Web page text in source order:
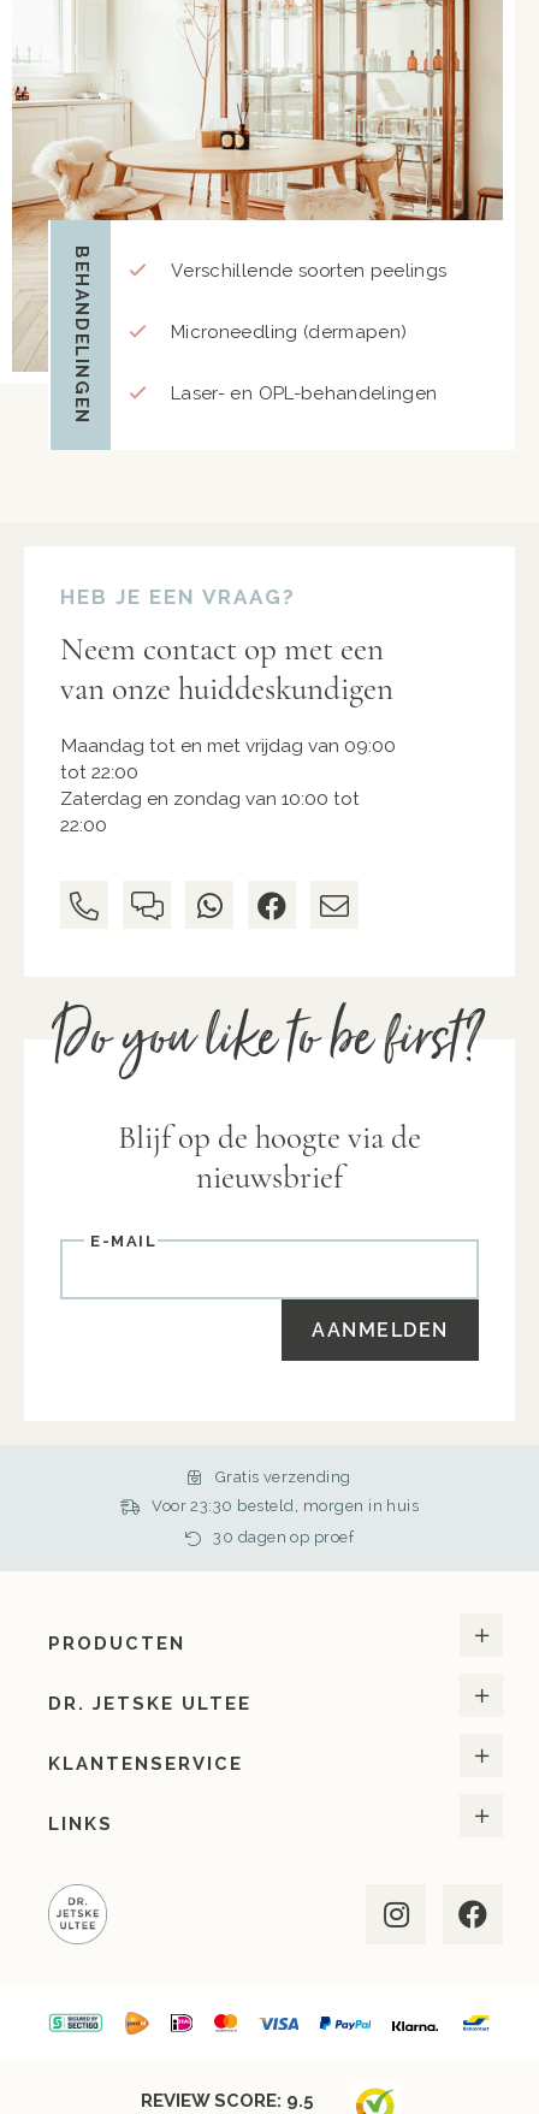
BEHANDELINGEN Verschillende soorten peelings
Microneedling (dermapen)
Laser- en OPL-behandelingen
HEB JE EEN VRAAG?
Neem contact op met een
van onze huiddeskundigen
Maandag tot en met vrijdag van 09:00
tot 22:00
Zaterdag en zondag van 10:00 tot
22:00
Do you like to be first?
Blijf op de hoogte via de
nieuwsbrief
mail
AANMELDEN
Gratis verzending
Voor 23:30 besteld, morgen in huis
30 dagen op proef
PRODUCTEN
DR. JETSKE ULTEE
KLANTENSERVICE
LINKS
REVIEW SCORE: 9.5